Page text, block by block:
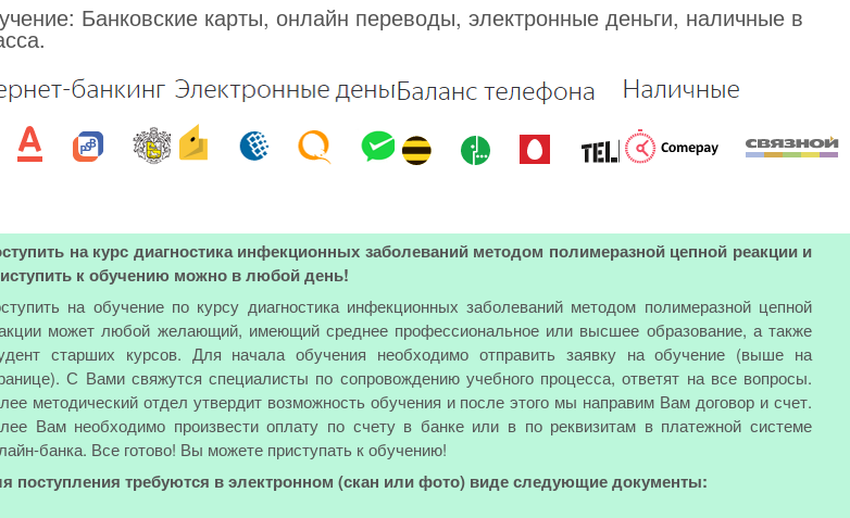
Банковские карты, онлайн переводы, электронные деньги, наличные в
на курс диагностика инфекционных заболеваний методом полимеразной цепной реакции и
к обучению можно в любой день!
на обучение по курсу диагностика инфекционных заболеваний методом полимеразной цепной
может любой желающий, имеющий среднее профессиональное или высшее образование, а также
старших курсов. Для начала обучения необходимо отправить заявку на обучение (выше на
С Вами свяжутся специалисты по сопровождению учебного процесса, ответят на все вопросы.
методический отдел утвердит возможность обучения и после этого мы направим Вам договор и счет.
Вам необходимо произвести оплату по счету в банке или в по реквизитам в платежной системе
банка. Все готово! Вы можете приступать к обучению!
поступления требуются в электронном (скан или фото) виде следующие документы: